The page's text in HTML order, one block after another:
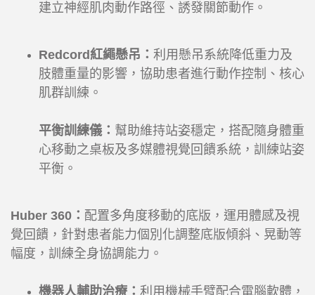
建立神經肌肉動作路徑、誘發關節動作。
Redcord紅繩懸吊： 利用懸吊系統降低重力及
肢體重量的影響，協助患者進行動作控制、核心
肌群訓練。
平衡訓練儀： 幫助維持站姿穩定，搭配隨身體重
心移動之桌板及多媒體視覺回饋系統，訓練站姿
平衡。
Huber 360： 配置多角度移動的底版，運用體感及視
覺回饋，針對患者能力個別化調整底版傾斜、晃動等
幅度，訓練全身協調能力。
機器人輔助治療： 利用機械手臂配合電腦軟體，